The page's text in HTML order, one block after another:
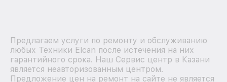
Предлагаем услуги по ремонту и обслуживанию
любых Техники Elcan после истечения на них
гарантийного срока. Наш Сервис центр в Казани
является неавторизованным центром.
Предложение цен на ремонт на сайте не является